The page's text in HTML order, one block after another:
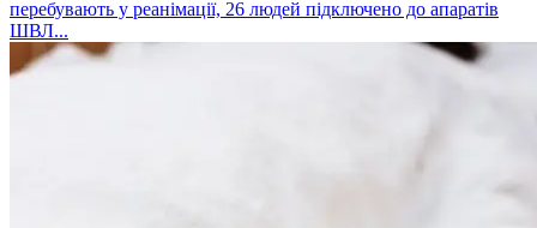
перебувають у реанімації, 26 людей підключено до апаратів
ШВЛ...